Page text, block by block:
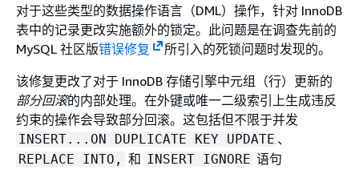
对于这些类型的数据操作语言（DML）操作，针对 InnoDB
表中的记录更改实施额外的锁定。此问题是在调查先前的
MySQL 社区版错误修复
所引入的死锁问题时发现的。
该修复更改了对于 InnoDB 存储引擎中元组（行）更新的
部分回滚的内部处理。在外键或唯一二级索引上生成违反
约束的操作会导致部分回滚。这包括但不限于并发
INSERT...ON DUPLICATE KEY UPDATE 、
REPLACE INTO, 和 INSERT IGNORE 语句